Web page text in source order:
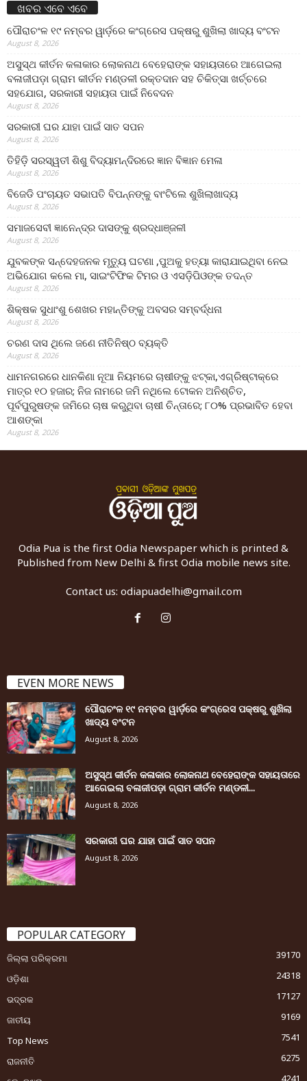
ଖବର ଏବେ ଏବେ
ପୌରାଚଂଳ ୧୯ ନମ୍ବର ୱାର୍ଡ଼ରେ କଂଗ୍ରେସ ପକ୍ଷରୁ ଶୁଖିଲା ଖାଦ୍ୟ ବଂଟନ
August 8, 2026
ଅସୁସ୍ଥ କୀର୍ତନ କଳାକାର ଲୋକନାଥ ବେହେରାଙ୍କ ସହାୟତାରେ ଆଗେଇଲା
ବଳାଜୀପଡ଼ା ଗ୍ରାମ କୀର୍ତନ ମଣ୍ଡଳୀ ରକ୍ତଦାନ ସହ ଚିକିତ୍ସା ଖର୍ଚ୍ଚରେ
ସହଯୋଗ, ସରକାରୀ ସହାୟତା ପାଇଁ ନିବେଦନ
August 8, 2026
ସରକାରୀ ଘର ଯାହା ପାଇଁ ସାତ ସପନ
August 8, 2026
ତିହିଡି଼ ସରସ୍ୱତୀ ଶିଶୁ ବିଦ୍ୟାମନ୍ଦିରରେ ଜ୍ଞାନ ବିଜ୍ଞାନ ମେଳା
August 8, 2026
ବିଜେଡି ପଂଚାୟତ ସଭାପତି ବିପନ୍ନଙ୍କୁ ବାଂଟିଲେ ଶୁଖିଲାଖାଦ୍ୟ
August 8, 2026
ସମାଜସେବୀ ଜ୍ଞାନେନ୍ଦ୍ର ଦାସଙ୍କୁ ଶ୍ରଦ୍ଧାଞ୍ଜଳୀ
August 8, 2026
ଯୁବକଙ୍କ ସନ୍ଦେହଜନକ ମୃତ୍ୟୁ ଘଟଣା ,ପୁଅକୁ ହତ୍ୟା କାରାଯାଇଥିବା ନେଇ
ଅଭିଯୋଗ କଲେ ମା, ସାଇଂଟିଫିକ ଟିମର ଓ ଏସଡ଼ିପିଓଙ୍କ ତଦନ୍ତ
August 8, 2026
ଶିକ୍ଷକ ସୁଧାଂଶୁ ଶେଖର ମହାନ୍ତିଙ୍କୁ ଅବସର ସମ୍ବର୍ଦ୍ଧନା
August 8, 2026
ଚରଣ ଦାସ ଥିଲେ ଜଣେ ନୀତିନିଷ୍ଠ ବ୍ୟକ୍ତି
August 8, 2026
ଧାମନଗରରେ ଧାନକିଣା ନୂଆ ନିୟମରେ ଚାଷୀଙ୍କୁ ଝଟ୍‌କା,ଏଗ୍ରିଷ୍ଟାକ୍‌ରେ
ମାତ୍ର ୧୦ ହଜାର; ନିଜ ନାମରେ ଜମି ନଥିଲେ ଟୋକନ ଅନିଶ୍ଚିତ,
ପୂର୍ବପୁରୁଷଙ୍କ ଜମିରେ ଚାଷ କରୁଥିବା ଚାଷୀ ଚିନ୍ତାରେ; ୮୦% ପ୍ରଭାବିତ ହେବା
ଆଶଙ୍କା
August 8, 2026
Odia Pua is the first Odia Newspaper which is printed &
Published from New Delhi & first Odia mobile news site.
Contact us: odiapuadelhi@gmail.com
EVEN MORE NEWS
ପୌରାଚଂଳ ୧୯ ନମ୍ବର ୱାର୍ଡ଼ରେ କଂଗ୍ରେସ ପକ୍ଷରୁ ଶୁଖିଲା
ଖାଦ୍ୟ ବଂଟନ
August 8, 2026
ଅସୁସ୍ଥ କୀର୍ତନ କଳାକାର ଲୋକନାଥ ବେହେରାଙ୍କ ସହାୟତାରେ
ଆଗେଇଲା ବଳାଜୀପଡ଼ା ଗ୍ରାମ କୀର୍ତନ ମଣ୍ଡଳୀ...
August 8, 2026
ସରକାରୀ ଘର ଯାହା ପାଇଁ ସାତ ସପନ
August 8, 2026
POPULAR CATEGORY
ଜିଲ୍ଲା ପରିକ୍ରମା
39170
ଓଡ଼ିଶା
24318
ଭଦ୍ରକ
17127
ଜାତୀୟ
9169
Top News
7541
ରାଜନୀତି
6275
4241